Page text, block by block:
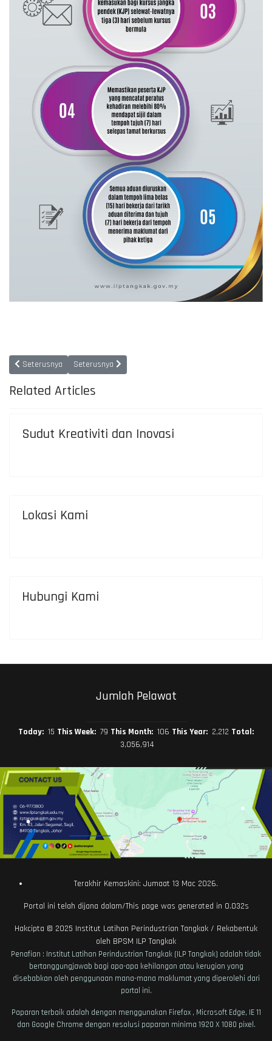
Previous article: Pencapaian Piagam Pelanggan
Seterusnya Next article: Carta Organisasi
Seterusnya
Related Articles
Sudut Kreativiti dan Inovasi
Lokasi Kami
Hubungi Kami
Jumlah Pelawat
Today: 15 This Week: 79 This Month: 106 This Year: 2,212 Total:
3,056,914
Terakhir Kemaskini: Jumaat 13 Mac 2026.
Portal ini telah dijana dalam/This page was generated in 0.032s
Hakcipta © 2025 Institut Latihan Perindustrian Tangkak / Rekabentuk
oleh BPSM ILP Tangkak
Penafian : Institut Latihan Perindustrian Tangkak (ILP Tangkak) adalah tidak
bertanggungjawab bagi apa-apa kehilangan atau kerugian yang
disebabkan oleh penggunaan mana-mana maklumat yang diperolehi dari
portal ini.
Paparan terbaik adalah dengan menggunakan Firefox , Microsoft Edge, IE 11
dan Google Chrome dengan resolusi paparan minima 1920 X 1080 pixel.